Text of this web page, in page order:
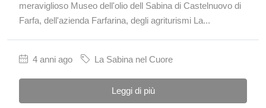
meraviglioso Museo dell'olio dell Sabina di Castelnuovo di
Farfa, dell'azienda Farfarina, degli agriturismi La...
4 anni ago La Sabina nel Cuore
Leggi di più